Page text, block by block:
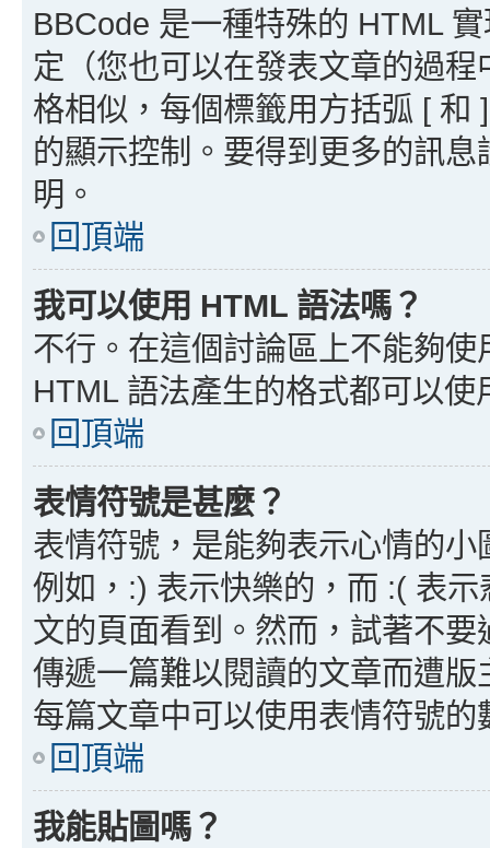
BBCode 是一種特殊的 HTML
定（您也可以在發表文章的過
格相似，每個標籤用方括弧 [ 和
的顯示控制。要得到更多的訊
明。
回頂端
我可以使用 HTML 語法嗎？
不行。在這個討論區上不能夠
HTML 語法產生的格式都可以
回頂端
表情符號是甚麼？
表情符號，是能夠表示心情的
例如，:) 表示快樂的，而 :( 表
文的頁面看到。然而，試著不
傳遞一篇難以閱讀的文章而遭
每篇文章中可以使用表情符號的
回頂端
我能貼圖嗎？